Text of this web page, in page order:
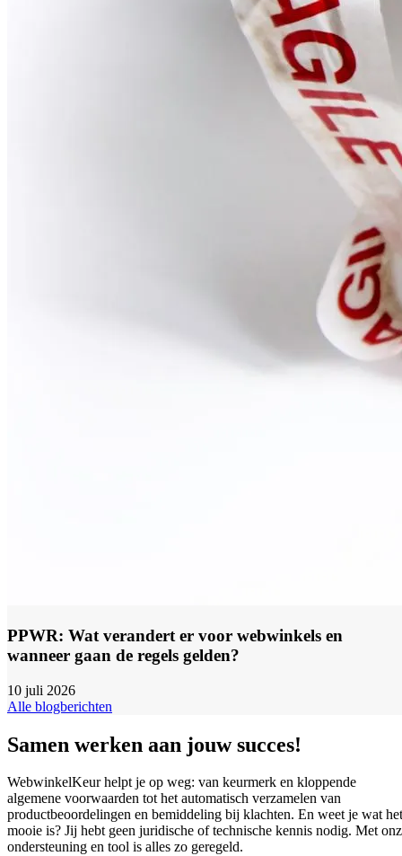
PPWR: Wat verandert er voor webwinkels en
wanneer gaan de regels gelden?
10 juli 2026
Alle blogberichten
Samen werken aan jouw succes!
WebwinkelKeur helpt je op weg: van keurmerk en kloppende
algemene voorwaarden tot het automatisch verzamelen van
productbeoordelingen en bemiddeling bij klachten. En weet je wat het
mooie is? Jij hebt geen juridische of technische kennis nodig. Met
ondersteuning en tool is alles zo geregeld.